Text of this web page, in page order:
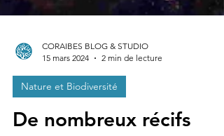
CORAIBES BLOG & STUDIO
15 mars 2024
2 min de lecture